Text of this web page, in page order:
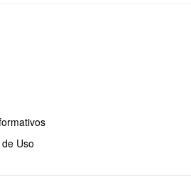
Uso
<< Anterior